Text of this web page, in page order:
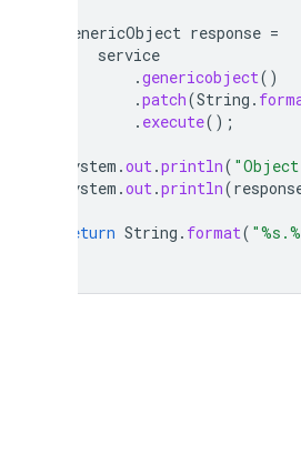
GenericObject response =
service
.genericobject()
.patch(String .
. execute();
System .out.println(
System .out.println(
return String . format(